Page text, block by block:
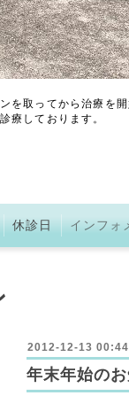
を取ってから治療を開
療しております。
休診日 インフォ
2012-12-13
年末年始の